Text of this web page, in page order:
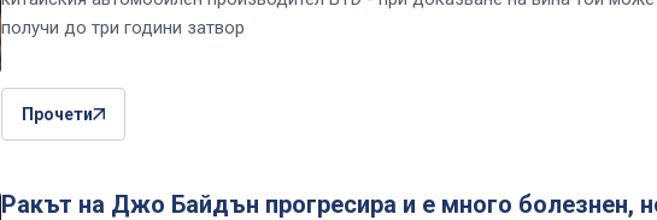
получи до три години затвор
Прочети
Ракът на Джо Байдън прогресира и е много болезнен,